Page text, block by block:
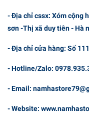
- Địa chỉ cssx: Xóm cộng
sơn -Thị xã duy tiên - Hà
- Địa chỉ cửa hàng: Số
- Hotline/Zalo:
- Email:
- Website: